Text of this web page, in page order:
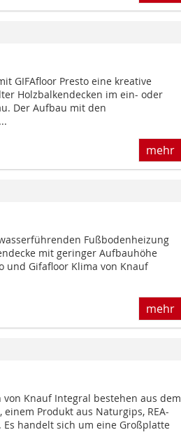
GIFAfloor Presto eine kreative
Holzbalkendecken im ein- oder
Der Aufbau mit den
mehr
Fußbodenheizung
mit geringer Aufbauhöhe
und Gifafloor Klima von Knauf
mehr
von Knauf Integral bestehen aus dem
einem Produkt aus Naturgips, REA-
Es handelt sich um eine Großplatte